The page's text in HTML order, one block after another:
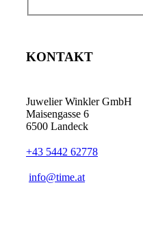
KONTAKT
Juwelier Winkler GmbH
Maisengasse 6
6500 Landeck
+43 5442 62778
info@time.at